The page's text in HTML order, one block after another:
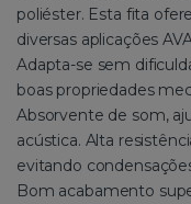
poliéster. Esta fita
diversas aplicações
Adapta-se sem
boas propriedades
Absorvente de som,
acústica. Alta
evitando
Bom acabamento